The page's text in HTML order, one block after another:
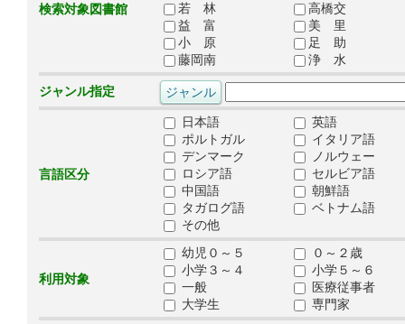
検索対象図書館
若 林
高橋交
益 富
美 里
小 原
足 助
藤岡南
浄 水
ジャンル指定
言語区分
日本語
英語
ポルトガル
イタリア語
デンマーク
ノルウェー
ロシア語
セルビア語
中国語
朝鮮語
タガログ語
ベトナム語
その他
利用対象
幼児０～５
０～２歳
小学３～４
小学５～６
一般
医療従事者
大学生
専門家